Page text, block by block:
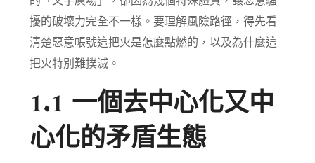
擾的破壞力完全不一樣。要理解風險路徑，得先看
清楚惡意帳號這把火是怎麼點燃的，以及為什麼這
把火特別難撲滅。
1.1 一個去中心化又中
心化的矛盾生態